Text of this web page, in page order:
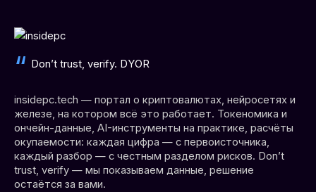
Don’t trust, verify. DYOR
insidepc.tech — портал о криптовалютах, нейросетях и
железе, на котором всё это работает. Токеномика и
ончейн-данные, AI-инструменты на практике, расчёты
окупаемости: каждая цифра — с первоисточника,
каждый разбор — с честным разделом рисков. Don’t
trust, verify — мы показываем данные, решение
остаётся за вами.